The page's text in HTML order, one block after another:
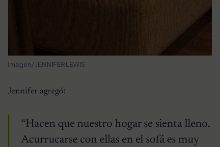
Imagen/ JENNIFER LEWIS
Jennifer agregó:
“Hacen que nuestro hogar se sienta lleno.
Acurrucarse con ellas en el sofá es muy